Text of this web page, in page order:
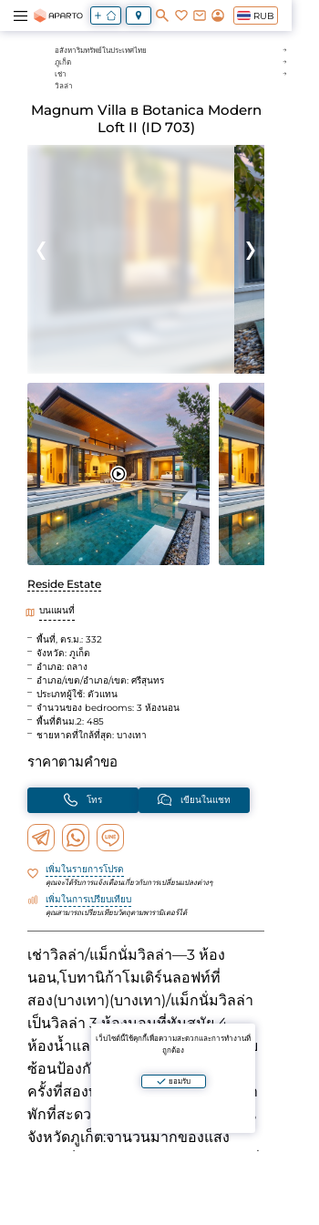
RUB
อสังหาริมทรัพย์ในประเทศไทย
ภูเก็ต
เช่า
วิลล่า
Magnum Villa в Botanica Modern
Loft II (ID 703)
Reside Estate
บนแผนที่
พื้นที่, ตร.ม.: 332
จังหวัด: ภูเก็ต
อำเภอ: ถลาง
อำเภอ/เขต/อำเภอ/เขต: ศรีสุนทร
ประเภทผู้ใช้: ตัวแทน
จำนวนของ bedrooms: 3 ห้องนอน
พื้นที่ดินม.2: 485
ชายหาดที่ใกล้ที่สุด: บางเทา
ราคาตามคำขอ
โทร เขียนในแชท
เพิ่มในรายการโปรด
คุณจะได้รับการแจ้งเตือนเกี่ยวกับการเปลี่ยนแปลงต่างๆ
เพิ่มในการเปรียบเทียบ
คุณสามารถเปรียบเทียบวัตถุตามพารามิเตอร์ได้
เช่าวิลล่า/แม็กนั่มวิลล่า—3 ห้อง
นอน,โบทานิก้าโมเดิร์นลอฟท์ที่
สอง(บางเทา)(บางเทา)/แม็กนั่มวิลล่า
เป็นวิลล่า 3 ห้องนอนที่ทันสมัย 4
ห้องน้ำและสระว่ายน้ำส่วนตัวในที่ซับ
ซ้อนป้องกันโบทานิก้าโมเดิร์นลอฟท์
ครั้งที่สองทางเลือกที่ดีสำหรับการเข้า
พักที่สะดวกสบายหรือพักระยะยาวใน
จังหวัดภูเก็ต:จำนวนมากของแสง
เว็บไซต์นี้ใช้คุกกี้เพื่อความสะดวกและการทำงานที่
ถูกต้อง
ยอมรับ